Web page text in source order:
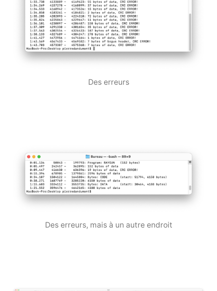
Des erreurs
Des erreurs, mais à un autre endroit